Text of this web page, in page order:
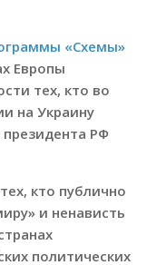
«Схемы»
Европы
тех, кто во
на Украину
РФ
кто публично
и ненависть
политических